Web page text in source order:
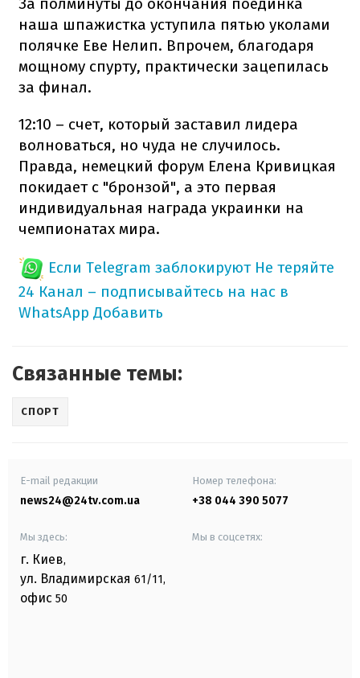
наша шпажистка уступила пятью уколами
полячке Еве Нелип. Впрочем, благодаря
мощному спурту, практически зацепилась
за финал.
12:10 – счет, который заставил лидера
волноваться, но чуда не случилось.
Правда, немецкий форум Елена Кривицкая
покидает с "бронзой", а это первая
индивидуальная награда украинки на
чемпионатах мира.
Если Telegram заблокируют Не теряйте
24 Канал – подписывайтесь на нас в
WhatsApp Добавить
Связанные темы:
СПОРТ
E-mail редакции
news24@24tv.com.ua
Номер телефона:
+38 044 390 5077
Мы здесь:
г. Киев,
ул. Владимирская 61/11,
офис 50
Мы в соцсетях: